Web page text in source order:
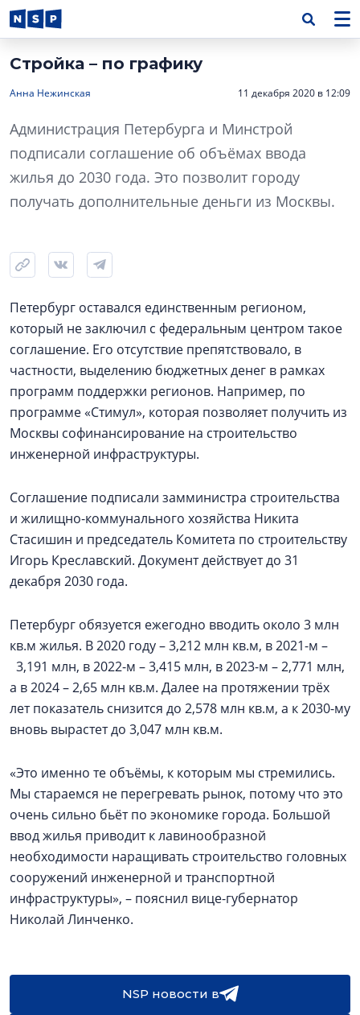
Стройка – по графику
Анна Нежинская 11 декабря 2020 в 12:09
Администрация Петербурга и Минстрой
подписали соглашение об объёмах ввода
жилья до 2030 года. Это позволит городу
получать дополнительные деньги из Москвы.
Петербург оставался единственным регионом,
который не заключил с федеральным центром такое
соглашение. Его отсутствие препятствовало, в
частности, выделению бюджетных денег в рамках
программ поддержки регионов. Например, по
программе «Стимул», которая позволяет получить из
Москвы софинансирование на строительство
инженерной инфраструктуры.
Соглашение подписали замминистра строительства
и жилищно-коммунального хозяйства Никита
Стасишин и председатель Комитета по строительству
Игорь Креславский. Документ действует до 31
декабря 2030 года.
Петербург обязуется ежегодно вводить около 3 млн
кв.м жилья. В 2020 году – 3,212 млн кв.м, в 2021-м –
3,191 млн, в 2022-м – 3,415 млн, в 2023-м – 2,771 млн,
а в 2024 – 2,65 млн кв.м. Далее на протяжении трёх
лет показатель снизится до 2,578 млн кв.м, а к 2030-му
вновь вырастет до 3,047 млн кв.м.
«Это именно те объёмы, к которым мы стремились.
Мы стараемся не перегревать рынок, потому что это
очень сильно бьёт по экономике города. Большой
ввод жилья приводит к лавинообразной
необходимости наращивать строительство головных
сооружений инженерной и транспортной
инфраструктуры», – пояснил вице-губернатор
Николай Линченко.
NSP новости в